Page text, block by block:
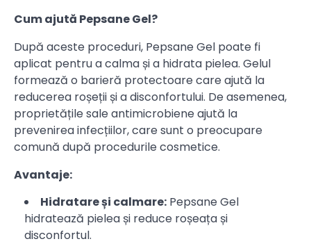
Cum ajută Pepsane Gel?
După aceste proceduri, Pepsane Gel poate fi
aplicat pentru a calma și a hidrata pielea. Gelul
formează o barieră protectoare care ajută la
reducerea roșeții și a disconfortului. De asemenea,
proprietățile sale antimicrobiene ajută la
prevenirea infecțiilor, care sunt o preocupare
comună după procedurile cosmetice.
Avantaje:
Hidratare și calmare: Pepsane Gel
hidratează pielea și reduce roșeața și
disconfortul.